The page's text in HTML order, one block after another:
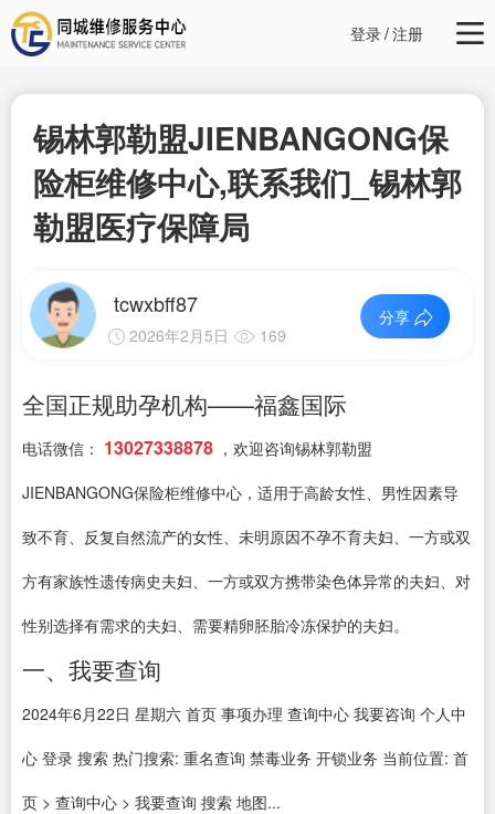
登录/注册
锡林郭勒盟JIENBANGONG保
险柜维修中心,联系我们_锡林郭
勒盟医疗保障局
tcwxbff87
2026年2月5日 169
分享
全国正规助孕机构——福鑫国际
电话微信： 13027338878 ，欢迎咨询锡林郭勒盟
JIENBANGONG保险柜维修中心，适用于高龄女性、男性因素导
致不育、反复自然流产的女性、未明原因不孕不育夫妇、一方或双
方有家族性遗传病史夫妇、一方或双方携带染色体异常的夫妇、对
性别选择有需求的夫妇、需要精卵胚胎冷冻保护的夫妇。
一、我要查询
2024年6月22日 星期六 首页 事项办理 查询中心 我要咨询 个人中
心 登录 搜索 热门搜索: 重名查询 禁毒业务 开锁业务 当前位置: 首
页 > 查询中心 > 我要查询 搜索 地图...